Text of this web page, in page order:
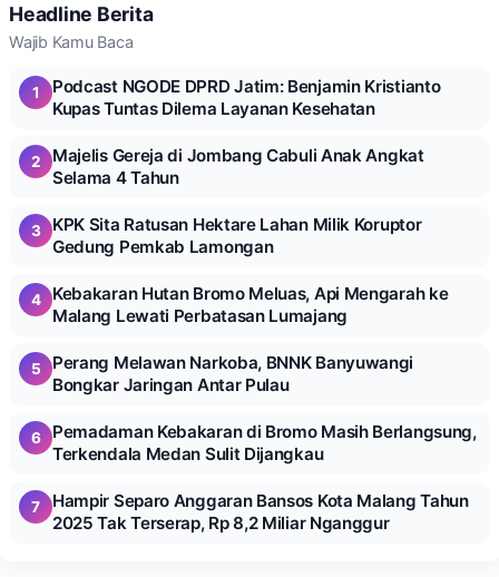
Headline Berita
Wajib Kamu Baca
1
Podcast NGODE DPRD Jatim: Benjamin Kristianto
Kupas Tuntas Dilema Layanan Kesehatan
2
Majelis Gereja di Jombang Cabuli Anak Angkat
Selama 4 Tahun
3
KPK Sita Ratusan Hektare Lahan Milik Koruptor
Gedung Pemkab Lamongan
4
Kebakaran Hutan Bromo Meluas, Api Mengarah ke
Malang Lewati Perbatasan Lumajang
5
Perang Melawan Narkoba, BNNK Banyuwangi
Bongkar Jaringan Antar Pulau
6
Pemadaman Kebakaran di Bromo Masih Berlangsung,
Terkendala Medan Sulit Dijangkau
7
Hampir Separo Anggaran Bansos Kota Malang Tahun
2025 Tak Terserap, Rp 8,2 Miliar Nganggur